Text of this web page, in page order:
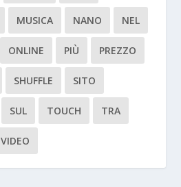
MUSICA NANO NEL
ONLINE PIÙ PREZZO
SHUFFLE SITO
SUL TOUCH TRA
VIDEO